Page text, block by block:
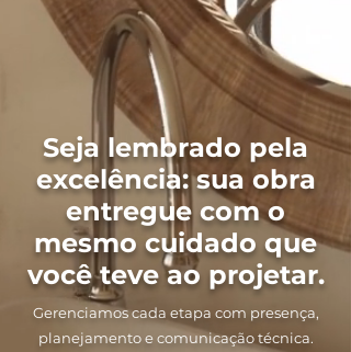
Seja lembrado pela
excelência: sua obra
entregue com o
mesmo cuidado que
você teve ao projetar.
Gerenciamos cada etapa com presença,
planejamento e comunicação técnica.